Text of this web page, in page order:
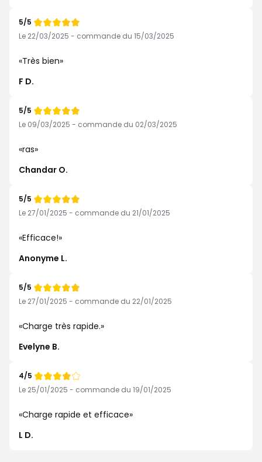
Note
de
5/5
Le 22/03/2025 - commande du 15/03/2025
Très bien
F D.
Note
de
5/5
Le 09/03/2025 - commande du 02/03/2025
ras
Chandar O.
Note
de
5/5
Le 27/01/2025 - commande du 21/01/2025
Efficace!
Anonyme L.
Note
de
5/5
Le 27/01/2025 - commande du 22/01/2025
Charge très rapide.
Evelyne B.
Note
de
4/5
Le 25/01/2025 - commande du 19/01/2025
Charge rapide et efficace
L D.